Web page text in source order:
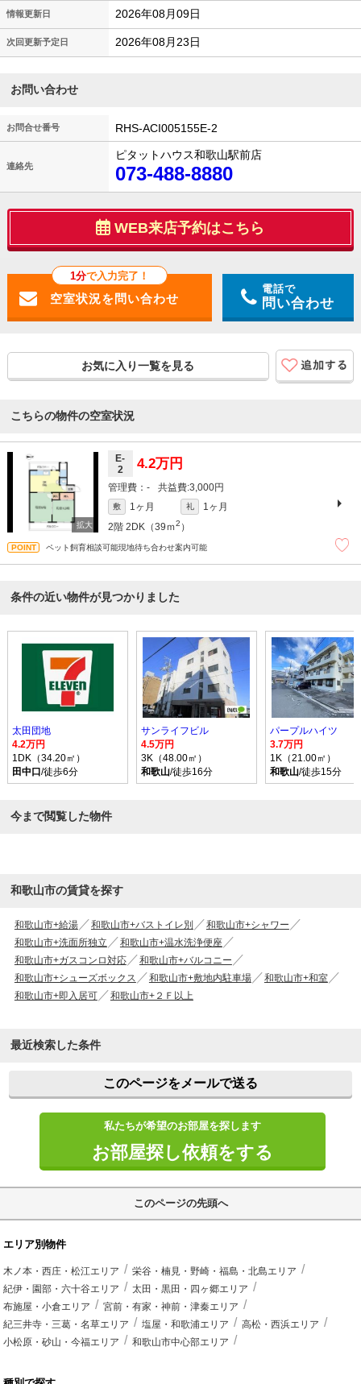
情報更新日 2026年08月09日
次回更新予定日 2026年08月23日
お問い合わせ
お問合せ番号 RHS-ACI005155E-2
連絡先
ピタットハウス和歌山駅前店
073-488-8880
WEB来店予約はこちら
1分で入力完了！
電話で
問い合わせ
お気に入り一覧を見る
こちらの物件の空室状況
E-
2
4.2万円
- 3,000円
敷 1ヶ月 礼
1ヶ月
2階 2DK（39ｍ2 ）
ペット飼育相談可能現地待ち合わせ案内可能
条件の近い物件が見つかりました
太田団地
4.2万円
1DK（34.20㎡）
田中口/徒歩6分
サンライフビル
4.5万円
3K（48.00㎡）
和歌山/徒歩16分
パープルハイツ
3.7万円
1K（21.00㎡）
和歌山/徒歩15分
今まで閲覧した物件
和歌山市の賃貸を探す
和歌山市+給湯 和歌山市+バストイレ別
和歌山市+シャワー
和歌山市+洗面所独立
和歌山市+温水洗浄便座
和歌山市+ガスコンロ対応
和歌山市+バルコニー
和歌山市+シューズボックス
和歌山市+敷地内駐車場
和歌山市+和室
和歌山市+即入居可
和歌山市+２Ｆ以上
最近検索した条件
このページをメールで送る
私たちが希望のお部屋を探します
お部屋探し依頼をする
このページの先頭へ
エリア別物件
木ノ本・西庄・松江エリア
栄谷・楠見・野崎・福島・北島エリア
紀伊・園部・六十谷エリア
太田・黒田・四ヶ郷エリア
布施屋・小倉エリア
宮前・有家・神前・津秦エリア
紀三井寺・三葛・名草エリア
塩屋・和歌浦エリア
高松・西浜エリア
小松原・砂山・今福エリア
和歌山市中心部エリア